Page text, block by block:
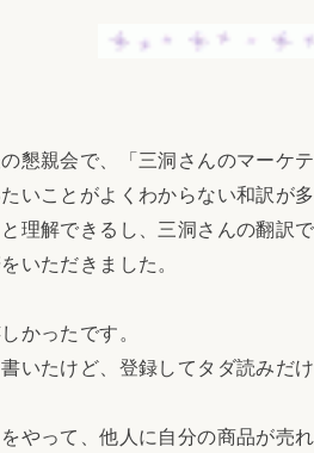
懇親会で、「三洞さんのマーケ
いことがよくわからない和訳が
理解できるし、三洞さんの翻訳
いただきました。
かったです。
いたけど、登録してタダ読みだ
やって、他人に自分の商品が売